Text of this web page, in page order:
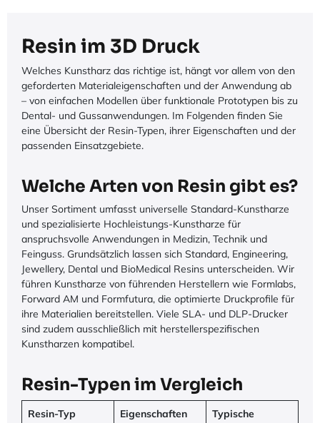
Resin im 3D Druck
Welches Kunstharz das richtige ist, hängt vor allem von den
geforderten Materialeigenschaften und der Anwendung ab
– von einfachen Modellen über funktionale Prototypen bis zu
Dental- und Gussanwendungen. Im Folgenden finden Sie
eine Übersicht der Resin-Typen, ihrer Eigenschaften und der
passenden Einsatzgebiete.
Welche Arten von Resin gibt es?
Unser Sortiment umfasst universelle Standard-Kunstharze
und spezialisierte Hochleistungs-Kunstharze für
anspruchsvolle Anwendungen in Medizin, Technik und
Feinguss. Grundsätzlich lassen sich Standard, Engineering,
Jewellery, Dental und BioMedical Resins unterscheiden. Wir
führen Kunstharze von führenden Herstellern wie Formlabs,
Forward AM und Formfutura, die optimierte Druckprofile für
ihre Materialien bereitstellen. Viele SLA- und DLP-Drucker
sind zudem ausschließlich mit herstellerspezifischen
Kunstharzen kompatibel.
Resin-Typen im Vergleich
Resin-Typ Eigenschaften
Typische